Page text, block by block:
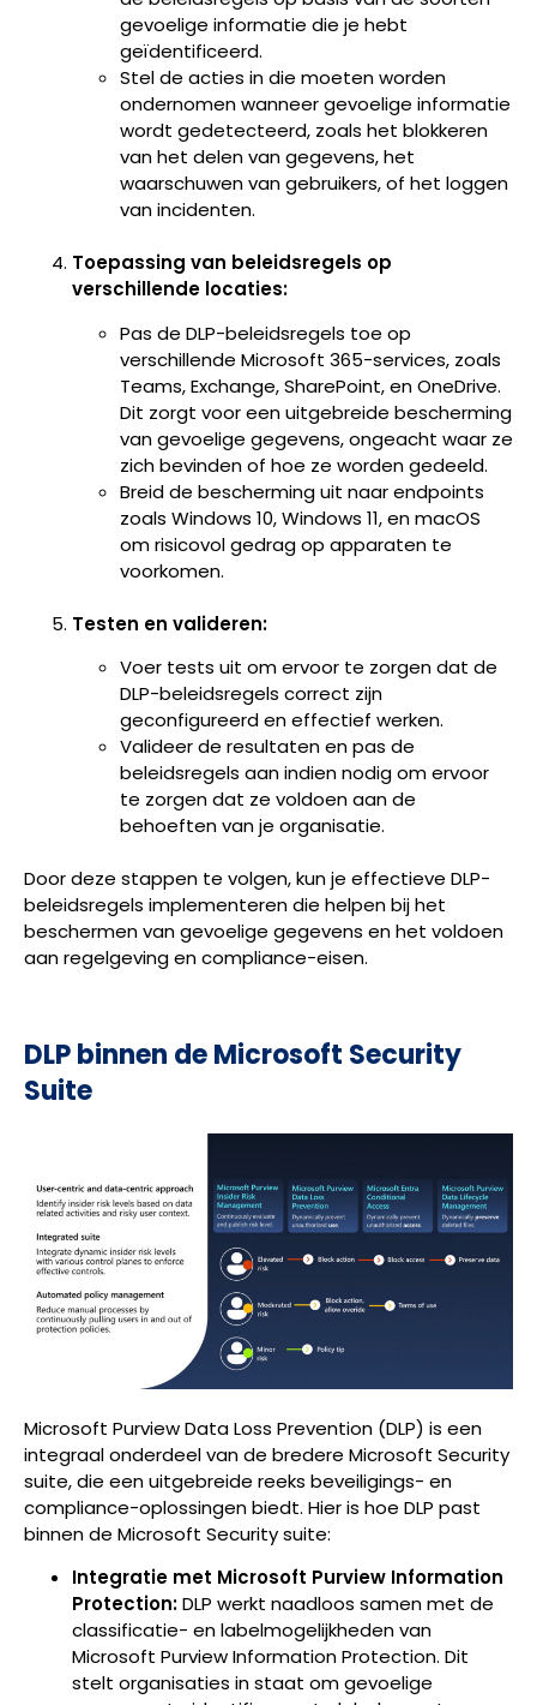
gevoelige informatie die je hebt
geïdentificeerd.
Stel de acties in die moeten worden
ondernomen wanneer gevoelige informatie
wordt gedetecteerd, zoals het blokkeren
van het delen van gegevens, het
waarschuwen van gebruikers, of het loggen
van incidenten.
Toepassing van beleidsregels op
verschillende locaties:
Pas de DLP-beleidsregels toe op
verschillende Microsoft 365-services, zoals
Teams, Exchange, SharePoint, en OneDrive.
Dit zorgt voor een uitgebreide bescherming
van gevoelige gegevens, ongeacht waar ze
zich bevinden of hoe ze worden gedeeld.
Breid de bescherming uit naar endpoints
zoals Windows 10, Windows 11, en macOS
om risicovol gedrag op apparaten te
voorkomen.
Testen en valideren:
Voer tests uit om ervoor te zorgen dat de
DLP-beleidsregels correct zijn
geconfigureerd en effectief werken.
Valideer de resultaten en pas de
beleidsregels aan indien nodig om ervoor
te zorgen dat ze voldoen aan de
behoeften van je organisatie.
Door deze stappen te volgen, kun je effectieve DLP-
beleidsregels implementeren die helpen bij het
beschermen van gevoelige gegevens en het voldoen
aan regelgeving en compliance-eisen.
DLP binnen de Microsoft Security
Suite
Microsoft Purview Data Loss Prevention (DLP) is een
integraal onderdeel van de bredere Microsoft Security
suite, die een uitgebreide reeks beveiligings- en
compliance-oplossingen biedt. Hier is hoe DLP past
binnen de Microsoft Security suite:
Integratie met Microsoft Purview Information
Protection:DLP werkt naadloos samen met de
classificatie- en labelmogelijkheden van
Microsoft Purview Information Protection. Dit
stelt organisaties in staat om gevoelige